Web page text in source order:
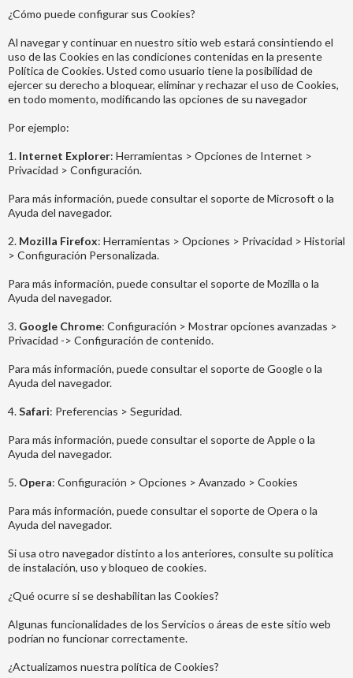
¿Cómo puede configurar sus Cookies?
Al navegar y continuar en nuestro sitio web estará consintiendo el
uso de las Cookies en las condiciones contenidas en la presente
Política de Cookies. Usted como usuario tiene la posibilidad de
ejercer su derecho a bloquear, eliminar y rechazar el uso de Cookies,
en todo momento, modificando las opciones de su navegador
Por ejemplo:
1. Internet Explorer: Herramientas > Opciones de Internet >
Privacidad > Configuración.
Para más información, puede consultar el soporte de Microsoft o la
Ayuda del navegador.
2. Mozilla Firefox: Herramientas > Opciones > Privacidad > Historial
> Configuración Personalizada.
Para más información, puede consultar el soporte de Mozilla o la
Ayuda del navegador.
3. Google Chrome: Configuración > Mostrar opciones avanzadas >
Privacidad -> Configuración de contenido.
Para más información, puede consultar el soporte de Google o la
Ayuda del navegador.
4.Safari: Preferencias > Seguridad.
Para más información, puede consultar el soporte de Apple o la
Ayuda del navegador.
5. Opera: Configuración > Opciones > Avanzado > Cookies
Para más información, puede consultar el soporte de Opera o la
Ayuda del navegador.
Si usa otro navegador distinto a los anteriores, consulte su política
de instalación, uso y bloqueo de cookies.
¿Qué ocurre si se deshabilitan las Cookies?
Algunas funcionalidades de los Servicios o áreas de este sitio web
podrían no funcionar correctamente.
¿Actualizamos nuestra política de Cookies?